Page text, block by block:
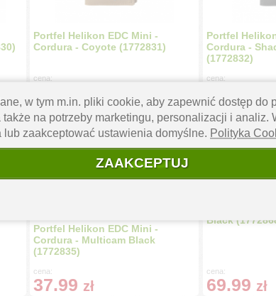
Portfel Helikon EDC Mini -
Cordura - Coyote (1772831)
cena:
Portfel
Cordura -
(1772832)
cena:
37.99
Portfel Helikon EDC Mini -
Cordura - Multicam Black
(1772835)
cena:
37.99 zł
Portfel
Black
cena:
69.99 zł
w tym m.in. pliki cookie, aby zapewnić dostęp do
na potrzeby marketingu, personalizacji i analiz.
zaakceptować ustawienia domyślne. Polityka
ZAAKCEPTUJ